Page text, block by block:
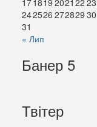
171819 2021 22 23
242526 272829 30
31
« Лип
Банер 5
Твітер